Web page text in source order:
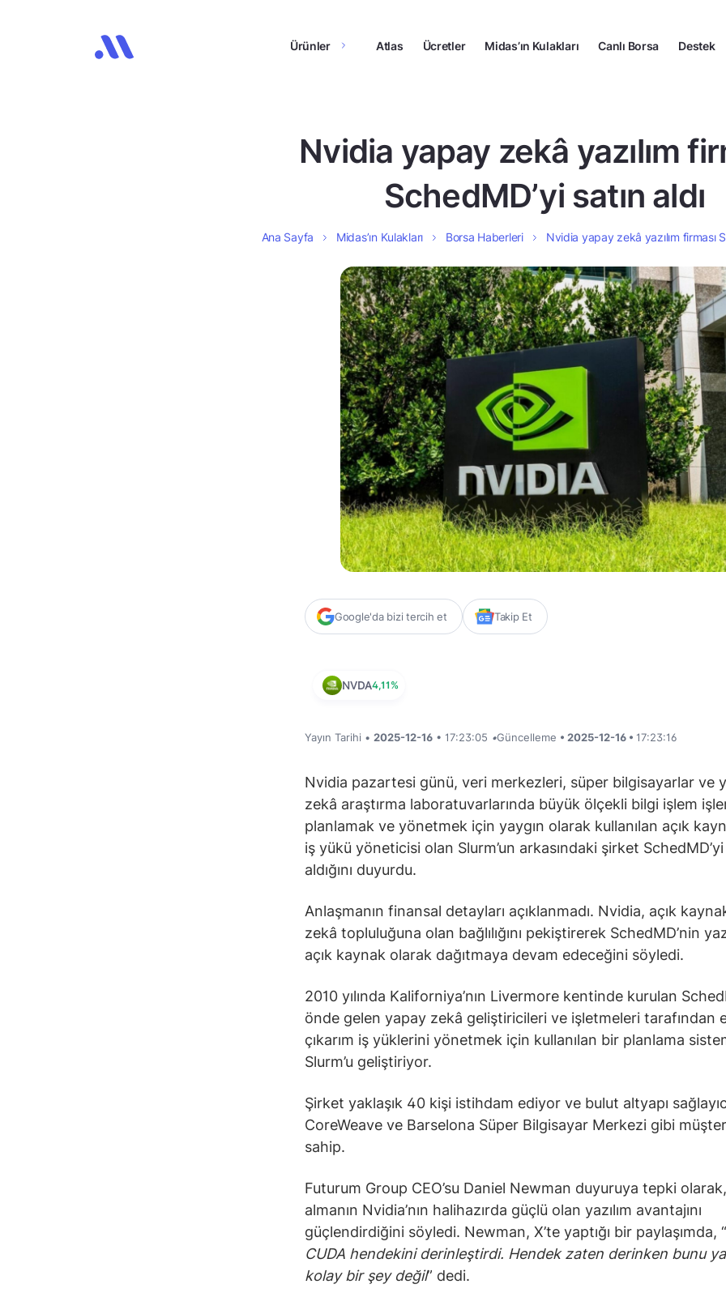
Ürünler Atlas Ücretler Midas’ın Kulakları Canlı Borsa Destek
Nvidia yapay zekâ yazılım
SchedMD’yi satın aldı
Ana Sayfa Midas’ın Kulakları Borsa Haberleri Nvidia yapay zekâ yazılım firması
Google'da bizi tercih et Takip Et
NVDA4,11%
Yayın Tarihi • 2025-12-16 • 17:23:05 •Güncelleme • 2025-12-16 • 17:23:16
Nvidia pazartesi günü, veri merkezleri, süper bilgisayarlar ve
zekâ araştırma laboratuvarlarında büyük ölçekli bilgi işlem
planlamak ve yönetmek için yaygın olarak kullanılan açık
iş yükü yöneticisi olan Slurm’un arkasındaki şirket SchedMD’yi
aldığını duyurdu.
Anlaşmanın finansal detayları açıklanmadı. Nvidia, açık
zekâ topluluğuna olan bağlılığını pekiştirerek SchedMD’nin
açık kaynak olarak dağıtmaya devam edeceğini söyledi.
2010 yılında Kaliforniya’nın Livermore kentinde kurulan
önde gelen yapay zekâ geliştiricileri ve işletmeleri tarafından
çıkarım iş yüklerini yönetmek için kullanılan bir planlama
Slurm’u geliştiriyor.
Şirket yaklaşık 40 kişi istihdam ediyor ve bulut altyapı
CoreWeave ve Barselona Süper Bilgisayar Merkezi gibi
sahip.
Futurum Group CEO’su Daniel Newman duyuruya tepki
almanın Nvidia’nın halihazırda güçlü olan yazılım avantajını
güçlendirdiğini söyledi. Newman, X’te yaptığı bir paylaşımda, “
CUDA hendekini derinleştirdi. Hendek zaten derinken bunu
kolay bir şey değil” dedi.